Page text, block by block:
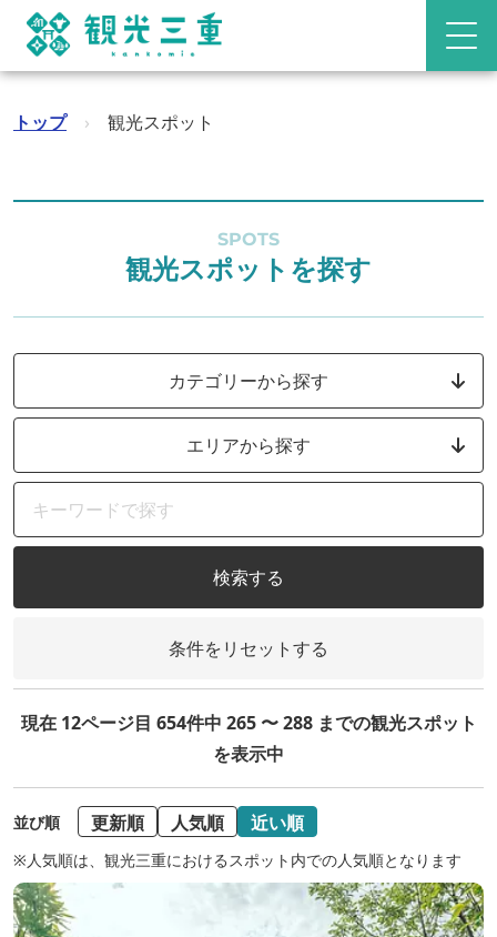
トップ › 観光スポット
SPOTS
観光スポットを探す
カテゴリーから探す
エリアから探す
検索する
条件をリセットする
現在 12ページ目 654件中 265 〜 288 までの観光スポット
を表示中
並び順 更新順 人気順 近い順
※人気順は、観光三重におけるスポット内での人気順となります